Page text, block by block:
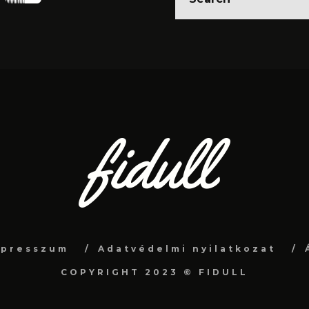
Adatvédelmi nyilatkozat
COPYRIGHT 2023 © FIDULL